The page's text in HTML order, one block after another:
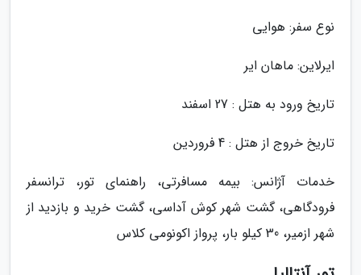
نوع سفر: هوایی
ایرلاین: ماهان ایر
تاریخ ورود به هتل : 27 اسفند
تاریخ خروج از هتل : 4 فروردین
خدمات آژانس: بیمه مسافرتی، راهنمای تور، ترانسفر
فرودگاهی، گشت شهر کوش آداسی، گشت خرید و بازدید از
شهر ازمیر، 30 کیلو بار، پرواز اکونومی کلاس